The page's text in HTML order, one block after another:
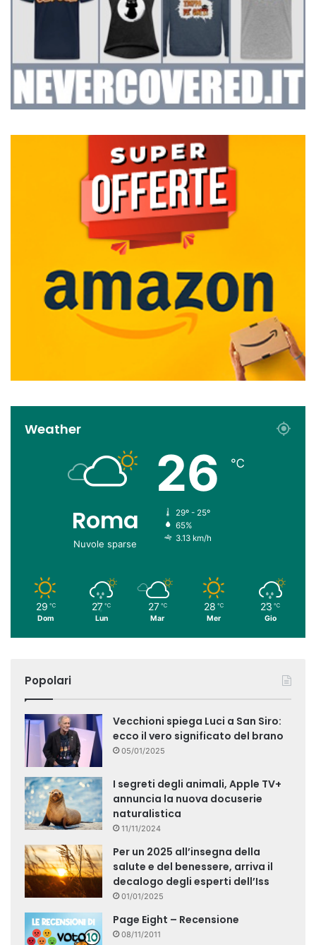
Weather
Roma
Nuvole sparse
26 ℃
29º - 25º
65%
3.13 km/h
29 ℃
Dom
27 ℃
Lun
27 ℃
Mar
28 ℃
Mer
23 ℃
Gio
Popolari
Vecchioni spiega Luci a San Siro:
ecco il vero significato del brano
05/01/2025
I segreti degli animali, Apple TV+
annuncia la nuova docuserie
naturalistica
11/11/2024
Per un 2025 all’insegna della
salute e del benessere, arriva il
decalogo degli esperti dell’Iss
01/01/2025
Page Eight – Recensione
08/11/2011